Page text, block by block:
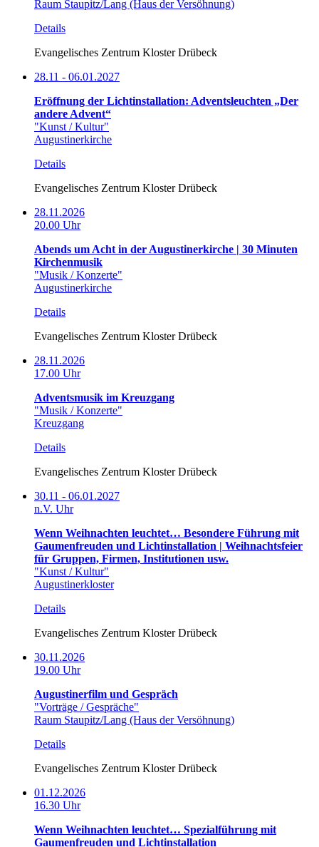
Raum Staupitz/Lang (Haus der Versöhnung)
Details
Evangelisches Zentrum Kloster Drübeck
28.11 - 06.01.2027
Eröffnung der Lichtinstallation: Adventsleuchten „Der
andere Advent“
"Kunst / Kultur"
Augustinerkirche
Details
Evangelisches Zentrum Kloster Drübeck
28.11.2026
20.00 Uhr
Abends um Acht in der Augustinerkirche | 30 Minuten
Kirchenmusik
"Musik / Konzerte"
Augustinerkirche
Details
Evangelisches Zentrum Kloster Drübeck
28.11.2026
17.00 Uhr
Adventsmusik im Kreuzgang
"Musik / Konzerte"
Kreuzgang
Details
Evangelisches Zentrum Kloster Drübeck
30.11 - 06.01.2027
n.V. Uhr
Wenn Weihnachten leuchtet… Besondere Führung mit
Gaumenfreuden und Lichtinstallation | Weihnachtsfeier
für Gruppen, Firmen, Institutionen usw.
"Kunst / Kultur"
Augustinerkloster
Details
Evangelisches Zentrum Kloster Drübeck
30.11.2026
19.00 Uhr
Augustinerfilm und Gespräch
"Vorträge / Gespräche"
Raum Staupitz/Lang (Haus der Versöhnung)
Details
Evangelisches Zentrum Kloster Drübeck
01.12.2026
16.30 Uhr
Wenn Weihnachten leuchtet… Spezialführung mit
Gaumenfreuden und Lichtinstallation